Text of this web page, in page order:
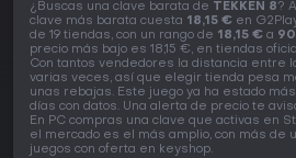
¿Buscas una clave barata de TEKKEN 8?
clave más barata cuesta 18,15 € en
de 19 tiendas, con un rango de 18,15 € a
precio más bajo es 18,15 €, en tiendas
Con tantos vendedores la distancia entre
varias veces, así que elegir tienda pesa
unas rebajas. Este juego ya ha estado
días con datos. Una alerta de precio te
En PC compras una clave que activas en
el mercado es el más amplio, con más de
juegos con oferta en keyshop.